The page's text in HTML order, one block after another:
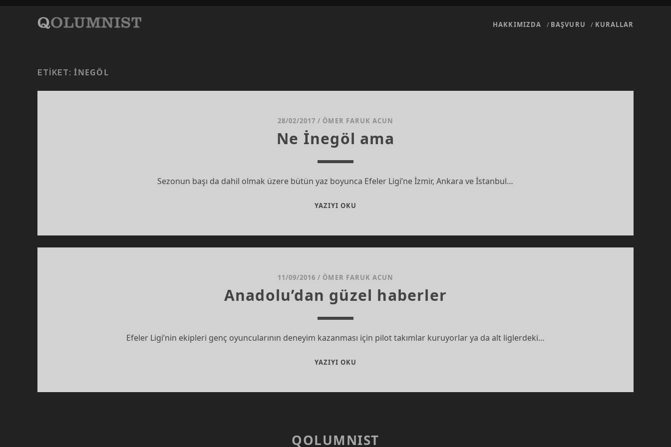
HAKKIMIZDA BAŞVURU KURALLAR
ETIKET:INEGÖL
28/02/2017 / ÖMER FARUK ACUN
Ne İnegöl ama
Sezonun başı da dahil olmak üzere bütün yaz boyunca Efeler Ligi’ne İzmir, Ankara ve İstanbul…
YAZIYI OKU
11/09/2016 / ÖMER FARUK ACUN
Anadolu’dan güzel haberler
Efeler Ligi’nin ekipleri genç oyuncularının deneyim kazanması için pilot takımlar kuruyorlar ya da alt liglerdeki…
YAZIYI OKU
QOLUMNIST